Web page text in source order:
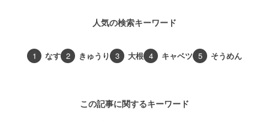
人気の検索キーワード
1 なす 2 きゅうり 3 大根 4 キャベツ 5 そうめん
この記事に関するキーワード